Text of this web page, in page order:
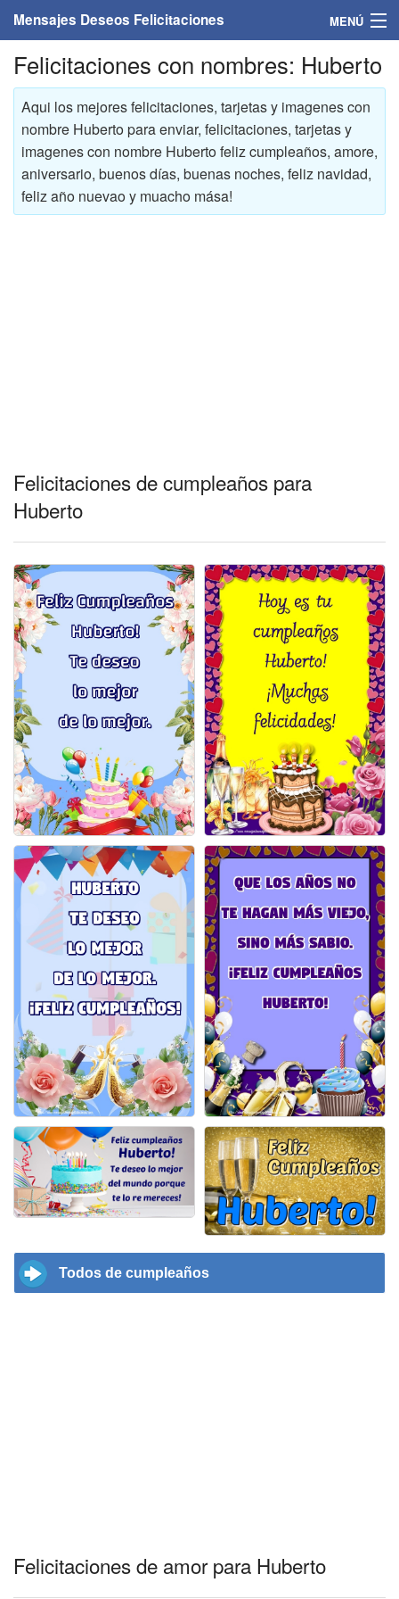
Mensajes Deseos Felicitaciones MENÚ
Home
Mensajes
Felicitaciones
Felicitaciones con nombres
Entrar
Felicitaciones con nombres: Huberto
Aqui los mejores felicitaciones, tarjetas y imagenes con
nombre Huberto para enviar, felicitaciones, tarjetas y
imagenes con nombre Huberto feliz cumpleaños, amore,
aniversario, buenos días, buenas noches, feliz navidad,
feliz año nuevao y muacho mása!
Felicitaciones de cumpleaños para
Huberto
Todos de cumpleaños
Felicitaciones de amor para Huberto